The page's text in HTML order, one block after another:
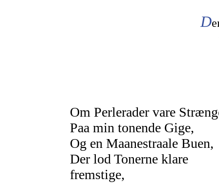
D
Om Perlerader vare Stræ
Paa min tonende Gige,
Og en Maanestraale Buen,
Der lod Tonerne klare
fremstige,